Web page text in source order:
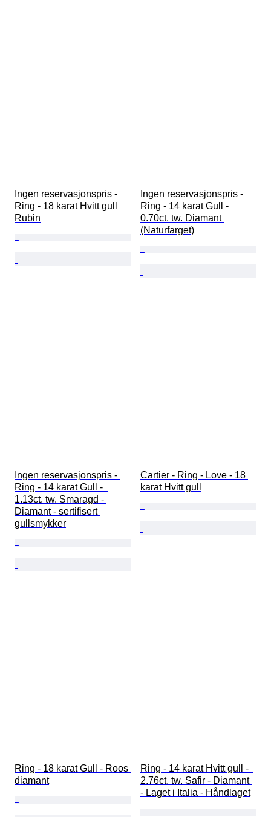
Ingen reservasjonspris -
Ring - 18 karat Hvitt gull
Rubin
Ingen reservasjonspris -
Ring - 14 karat Gull -
0.70ct. tw. Diamant
(Naturfarget)
Ingen reservasjonspris -
Ring - 14 karat Gull -
1.13ct. tw. Smaragd -
Diamant - sertifisert
gullsmykker
Cartier - Ring - Love - 18
karat Hvitt gull
Ring - 18 karat Gull - Roos
diamant
Ring - 14 karat Hvitt gull -
2.76ct. tw. Safir - Diamant
- Laget i Italia - Håndlaget